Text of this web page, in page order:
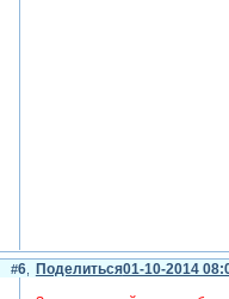
Поделиться
6 01-10-2014